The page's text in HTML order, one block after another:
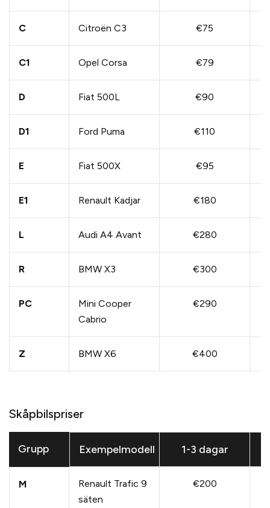
C Citroën C3 €75
C1 Opel Corsa €79
D Fiat 500L €90
D1 Ford Puma €110
E Fiat 500X €95
E1 Renault Kadjar €180
L Audi A4 Avant €280
R BMW X3 €300
PC
Mini Cooper
Cabrio
€290
Z BMW X6 €400
Skåpbilspriser
Grupp Exempelmodell 1-3 dagar
M
Renault Trafic 9
säten
€200